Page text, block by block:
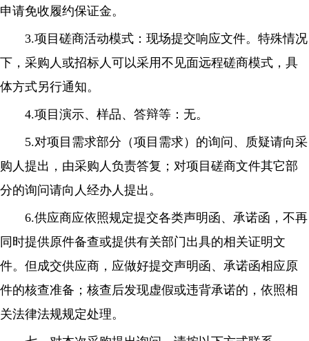
申请免收履约保证金。
3.项目磋商活动模式：现场提交响应文件。特殊情况
下，采购人或招标人可以采用不见面远程磋商模式，具
体方式另行通知。
4.项目演示、样品、答辩等：无。
5.对项目需求部分（项目需求）的询问、质疑请向采
购人提出，由采购人负责答复；对项目磋商文件其它部
分的询问请向人经办人提出。
6.供应商应依照规定提交各类声明函、承诺函，不再
同时提供原件备查或提供有关部门出具的相关证明文
件。但成交供应商，应做好提交声明函、承诺函相应原
件的核查准备；核查后发现虚假或违背承诺的，依照相
关法律法规规定处理。